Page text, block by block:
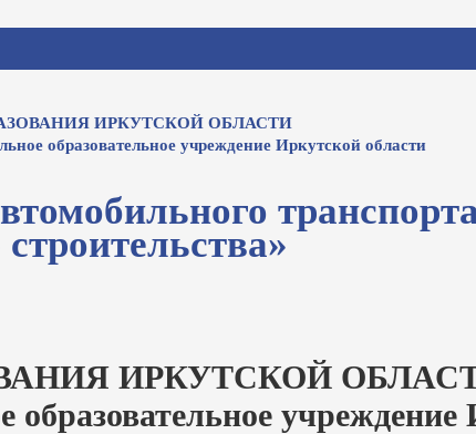
ИРКУТСКОЙ ОБЛАСТИ
образовательное учреждение Иркутской области
ИРКУТСКОЙ
образовательное